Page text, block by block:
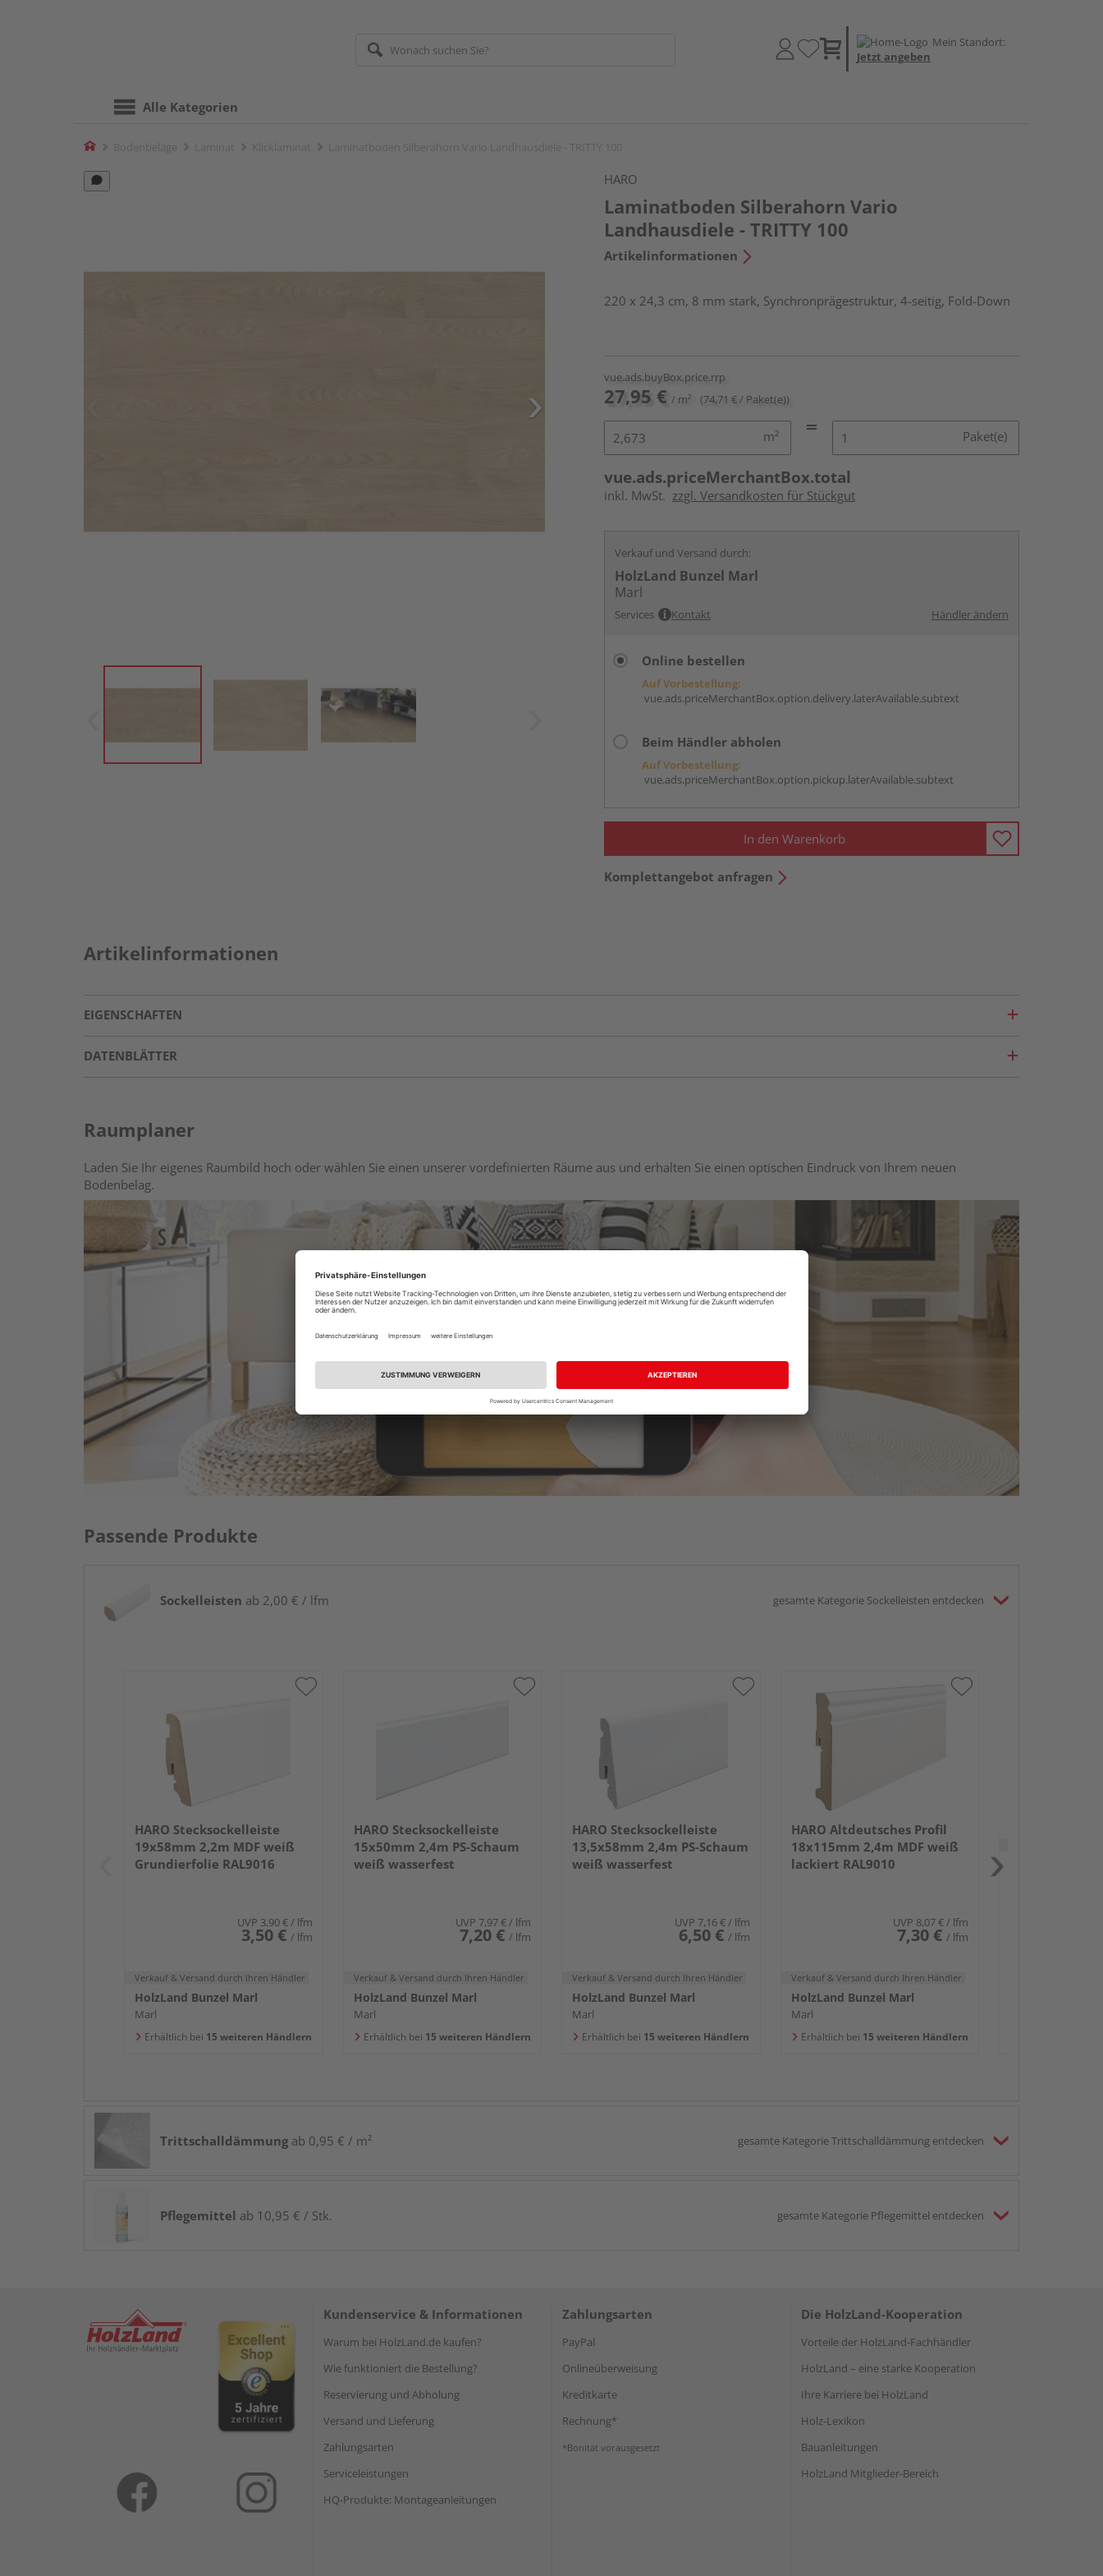
Mein Standort:
Jetzt angeben
Alle Kategorien
Home
HARO
Laminatboden Silberahorn Vario
Landhausdiele - TRITTY 100
Artikelinformationen
220 x 24,3 cm, 8 mm stark, Synchronprägestruktur, 4-seitig, Fold-Down
vue.ads.buyBox.price.rrp
27,95 € / m² (74,71 € / Paket(e))
m² Paket(e)
vue.ads.priceMerchantBox.total
inkl. MwSt. zzgl. Versandkosten für Stückgut
Verkauf und Versand durch:
HolzLand Bunzel Marl
Marl
Services Kontakt Händler ändern
Online bestellen
Auf Vorbestellung:
vue.ads.priceMerchantBox.option.delivery.laterAvailable.subtext
Beim Händler abholen
Auf Vorbestellung:
vue.ads.priceMerchantBox.option.pickup.laterAvailable.subtext
In den Warenkorb
Komplettangebot anfragen
Artikelinformationen
EIGENSCHAFTEN
DATENBLÄTTER
Raumplaner
Laden Sie Ihr eigenes Raumbild hoch oder wählen Sie einen unserer vordefinierten Räume aus und erhalten Sie einen optischen Eindruck von Ihrem neuen
Bodenbelag.
Passende Produkte
Sockelleisten ab 2,00 € / lfm gesamte Kategorie Sockelleisten entdecken
HARO Stecksockelleiste
19x58mm 2,2m MDF weiß
Grundierfolie RAL9016
UVP 3,90 € / lfm
3,50 € / lfm
Verkauf & Versand durch Ihren Händler
HolzLand Bunzel Marl
Marl
Erhältlich bei 15 weiteren Händlern
HARO Stecksockelleiste
15x50mm 2,4m PS-Schaum
weiß wasserfest
UVP 7,97 € / lfm
7,20 € / lfm
Verkauf & Versand durch Ihren Händler
HolzLand Bunzel Marl
Marl
Erhältlich bei 15 weiteren Händlern
HARO Stecksockelleiste
13,5x58mm 2,4m PS-Schaum
weiß wasserfest
UVP 7,16 € / lfm
6,50 € / lfm
Verkauf & Versand durch Ihren Händler
HolzLand Bunzel Marl
Marl
Erhältlich bei 15 weiteren Händlern
HARO Altdeutsches Profil
18x115mm 2,4m MDF weiß
lackiert RAL9010
UVP 8,07 € / lfm
7,30 € / lfm
Verkauf & Versand durch Ihren Händler
HolzLand Bunzel Marl
Marl
Erhältlich bei 15 weiteren Händlern
Trittschalldämmung ab 0,95 € / m² gesamte Kategorie Trittschalldämmung entdecken
Pflegemittel ab 10,95 € / Stk. gesamte Kategorie Pflegemittel entdecken
Kundenservice & Informationen
Warum bei HolzLand.de kaufen?
Wie funktioniert die Bestellung?
Reservierung und Abholung
Versand und Lieferung
Zahlungsarten
Serviceleistungen
HQ-Produkte: Montageanleitungen
Zahlungsarten
PayPal
Onlineüberweisung
Kreditkarte
Rechnung*
*Bonität vorausgesetzt
Die HolzLand-Kooperation
Vorteile der HolzLand-Fachhändler
HolzLand – eine starke Kooperation
Ihre Karriere bei HolzLand
Holz-Lexikon
Bauanleitungen
HolzLand Mitglieder-Bereich